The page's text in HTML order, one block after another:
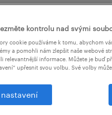
jakosti
kontrolu nad svými
cookie používáme k tomu, abychom
a pomohli nám zlepšit naše webové
relevantnější informace. Můžete je buď
upřesnit svou volbu. Své volby
nastavení